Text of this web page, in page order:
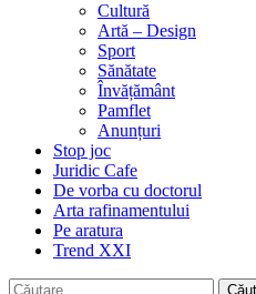
Cultură
Artă – Design
Sport
Sănătate
Învățământ
Pamflet
Anunțuri
Stop joc
Juridic Cafe
De vorba cu doctorul
Arta rafinamentului
Pe aratura
Trend XXI